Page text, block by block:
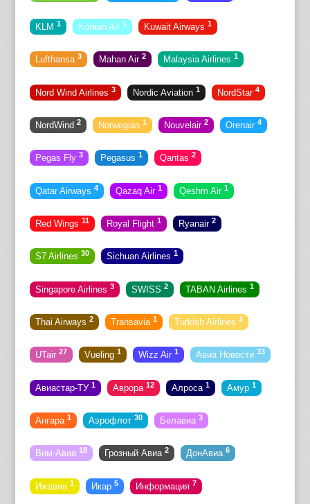
KLM 1 Korean Air 1 Kuwait Airways 1
Lufthansa 3 Mahan Air 2 Malaysia Airlines 1
Nord Wind Airlines 3 Nordic Aviation 1 NordStar 4
NordWind 2 Norwegian 1 Nouvelair 2 Orenair 4
Pegas Fly 3 Pegasus 1 Qantas 2
Qatar Airways 4 Qazaq Air 1 Qeshm Air 1
Red Wings 11 Royal Flight 1 Ryanair 2
S7 Airlines 30 Sichuan Airlines 1
Singapore Airlines 3 SWISS 2 TABAN Airlines 1
Thai Airways 2 Transavia 1 Turkish Airlines 3
UTair 27 Vueling 1 Wizz Air 1 Авиа Новости 33
Авиастар-ТУ 1 Аврора 12 Алроса 1 Амур 1
Ангара 1 Аэрофлот 30 Белавиа 3
Вим-Авиа 18 Грозный Авиа 2 ДонАвиа 6
Ижавиа 1 Икар 5 Информация 7